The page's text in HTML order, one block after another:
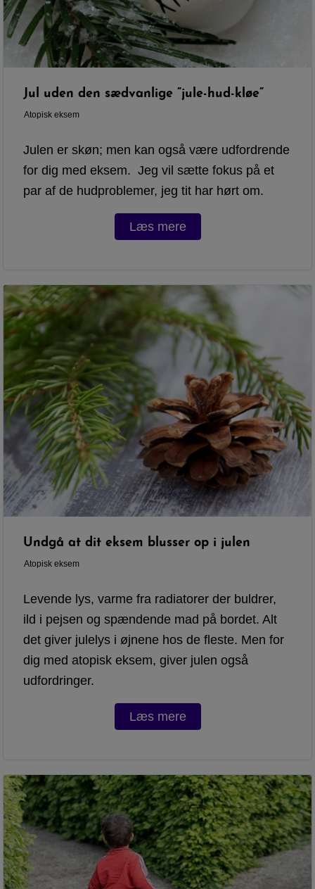
Jul uden den sædvanlige ”jule-hud-kløe”
Atopisk eksem
Julen er skøn; men kan også være udfordrende
for dig med eksem. Jeg vil sætte fokus på et
par af de hudproblemer, jeg tit har hørt om.
Læs mere
Undgå at dit eksem blusser op i julen
Atopisk eksem
Levende lys, varme fra radiatorer der buldrer,
ild i pejsen og spændende mad på bordet. Alt
det giver julelys i øjnene hos de fleste. Men for
dig med atopisk eksem, giver julen også
udfordringer.
Læs mere